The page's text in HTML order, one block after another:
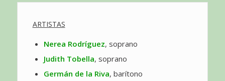
ARTISTAS
Nerea Rodríguez, soprano
Judith Tobella, soprano
Germán de la Riva, barítono